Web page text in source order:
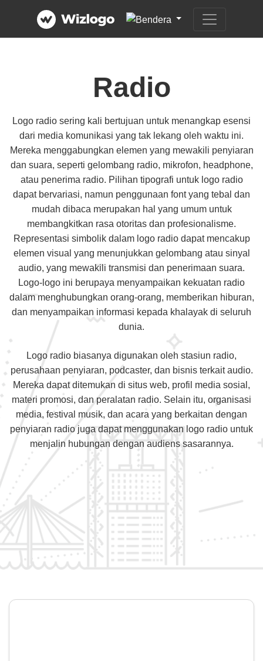
Radio
Logo radio sering kali bertujuan untuk menangkap esensi
dari media komunikasi yang tak lekang oleh waktu ini.
Mereka menggabungkan elemen yang mewakili penyiaran
dan suara, seperti gelombang radio, mikrofon, headphone,
atau penerima radio. Pilihan tipografi untuk logo radio
dapat bervariasi, namun penggunaan font yang tebal dan
mudah dibaca merupakan hal yang umum untuk
membangkitkan rasa otoritas dan profesionalisme.
Representasi simbolik dalam logo radio dapat mencakup
elemen visual yang menunjukkan gelombang atau sinyal
audio, yang mewakili transmisi dan penerimaan suara.
Logo-logo ini berupaya menyampaikan kekuatan radio
dalam menghubungkan orang-orang, memberikan hiburan,
dan menyampaikan informasi kepada khalayak di seluruh
dunia.
Logo radio biasanya digunakan oleh stasiun radio,
perusahaan penyiaran, podcaster, dan bisnis terkait audio.
Mereka dapat ditemukan di situs web, profil media sosial,
materi promosi, dan peralatan radio. Selain itu, organisasi
media, festival musik, dan acara yang berkaitan dengan
penyiaran radio juga dapat menggunakan logo radio untuk
menjalin hubungan dengan audiens sasarannya.